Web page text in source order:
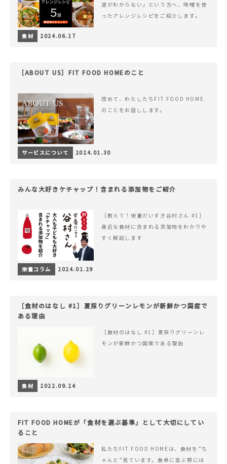
道がわからない」という方へ、味噌を使
ったアレンジレシピをご紹介します。
食材 2024.06.17
［ABOUT US］FIT FOOD HOMEのこと
改めて、わたしたちFIT FOOD HOME
のことをお話しします。
サービスについて 2024.01.30
みんな大好きケチャップ！含まれる添加物をご紹介
［教えて！栄養だいすき谷村さん #1］
身近な食材に含まれる添加物をわかりや
すく解説します
栄養コラム 2024.01.29
［食材のはなし #1］夏採りグリーンレモンが新鮮かつ国産で
ある理由
［食材のはなし #1］夏採りグリーンレ
モンが新鮮かつ国産である理由
食材 2022.09.24
FIT FOOD HOMEが「食材を選ぶ基準」として大切にしてい
ること
私たちFIT FOOD HOMEは、食材を”ち
ゃんと”見ています。食卓に並ぶ際には